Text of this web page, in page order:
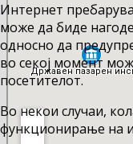
Интернет
може да биде
односно да
во секој момент
посетителот.
Во некои случаи,
функционирање на